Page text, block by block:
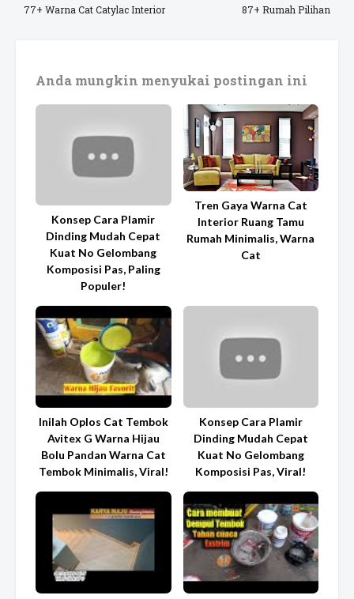
87+ Rumah Pilihan
77+ Warna Cat Catylac Interior
Anda mungkin menyukai postingan ini
Konsep Cara Plamir
Dinding Mudah Cepat
Kuat No Gelombang
Komposisi Pas, Paling
Populer!
Tren Gaya Warna Cat
Interior Ruang Tamu
Rumah Minimalis, Warna
Cat
Inilah Oplos Cat Tembok
Avitex G Warna Hijau
Bolu Pandan Warna Cat
Tembok Minimalis, Viral!
Konsep Cara Plamir
Dinding Mudah Cepat
Kuat No Gelombang
Komposisi Pas, Viral!